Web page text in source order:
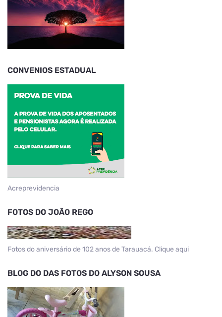
CONVENIOS ESTADUAL
Acreprevidencia
FOTOS DO JOÃO REGO
Fotos do aniversário de 102 anos de Tarauacá. Clique aqui
BLOG DO DAS FOTOS DO ALYSON SOUSA